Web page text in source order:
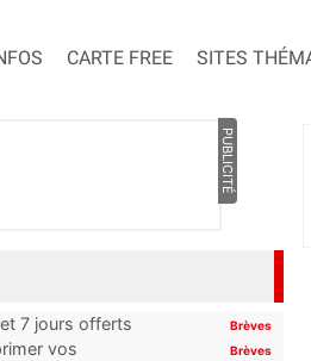
CARTE FREE SITES
PUBLICITÉ
7 jours offerts Brèves
vos
Brèves